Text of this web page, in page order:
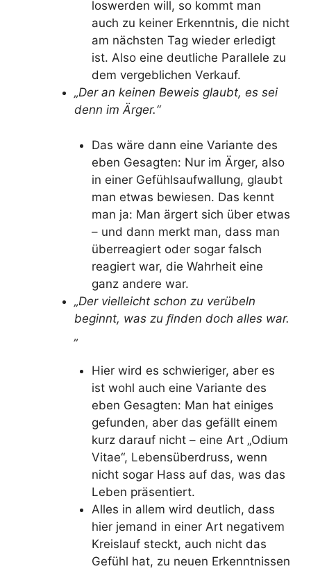
loswerden will, so kommt man
auch zu keiner Erkenntnis, die nicht
am nächsten Tag wieder erledigt
ist. Also eine deutliche Parallele zu
dem vergeblichen Verkauf.
„Der an keinen Beweis glaubt, es sei
denn im Ärger.“
Das wäre dann eine Variante des
eben Gesagten: Nur im Ärger, also
in einer Gefühlsaufwallung, glaubt
man etwas bewiesen. Das kennt
man ja: Man ärgert sich über etwas
– und dann merkt man, dass man
überreagiert oder sogar falsch
reagiert war, die Wahrheit eine
ganz andere war.
„Der vielleicht schon zu verübeln
beginnt, was zu ﬁnden doch alles war.
„
Hier wird es schwieriger, aber es
ist wohl auch eine Variante des
eben Gesagten: Man hat einiges
gefunden, aber das gefällt einem
kurz darauf nicht – eine Art „Odium
Vitae“, Lebensüberdruss, wenn
nicht sogar Hass auf das, was das
Leben präsentiert.
Alles in allem wird deutlich, dass
hier jemand in einer Art negativem
Kreislauf steckt, auch nicht das
Gefühl hat, zu neuen Erkenntnissen